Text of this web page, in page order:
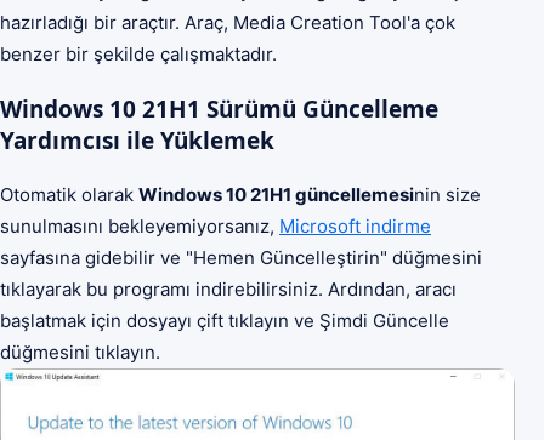
hazırladığı bir araçtır. Araç, Media Creation Tool'a çok
benzer bir şekilde çalışmaktadır.
Windows 10 21H1 Sürümü Güncelleme
Yardımcısı ile Yüklemek
Otomatik olarak Windows 10 21H1 güncellemesinin size
sunulmasını bekleyemiyorsanız, Microsoft indirme
sayfasına gidebilir ve "Hemen Güncelleştirin" düğmesini
tıklayarak bu programı indirebilirsiniz. Ardından, aracı
başlatmak için dosyayı çift tıklayın ve Şimdi Güncelle
düğmesini tıklayın.